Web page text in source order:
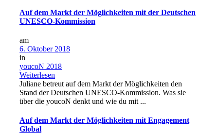
Auf dem Markt der Möglichkeiten mit der Deutschen
UNESCO-Kommission
am
6. Oktober 2018
in
youcoN 2018
Weiterlesen
Juliane betreut auf dem Markt der Möglichkeiten den
Stand der Deutschen UNESCO-Kommission. Was sie
über die youcoN denkt und wie du mit ...
Auf dem Markt der Möglichkeiten mit Engagement
Global